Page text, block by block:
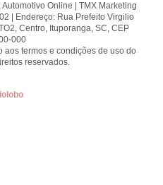
Online | TMX Marketing
| Endereço: Rua Prefeito Virgilio
Centro, Ituporanga, SC, CEP
000
aos termos e condições de uso do
reservados.